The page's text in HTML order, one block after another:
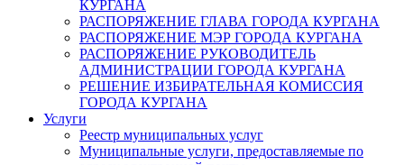
КУРГАНА
РАСПОРЯЖЕНИЕ ГЛАВА ГОРОДА КУРГАНА
РАСПОРЯЖЕНИЕ МЭР ГОРОДА КУРГАНА
РАСПОРЯЖЕНИЕ РУКОВОДИТЕЛЬ
АДМИНИСТРАЦИИ ГОРОДА КУРГАНА
РЕШЕНИЕ ИЗБИРАТЕЛЬНАЯ КОМИССИЯ
ГОРОДА КУРГАНА
Услуги
Реестр муниципальных услуг
Муниципальные услуги, предоставляемые по